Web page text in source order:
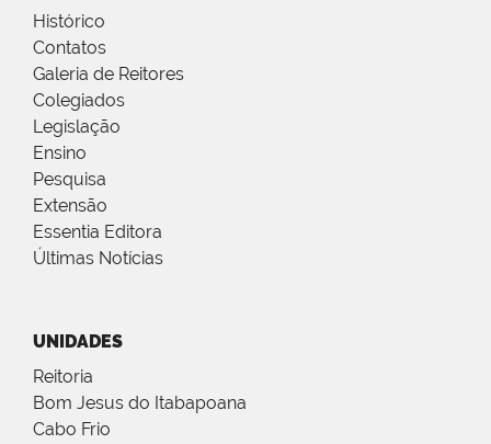
Histórico
Contatos
Galeria de Reitores
Colegiados
Legislação
Ensino
Pesquisa
Extensão
Essentia Editora
Últimas Notícias
UNIDADES
Reitoria
Bom Jesus do Itabapoana
Cabo Frio